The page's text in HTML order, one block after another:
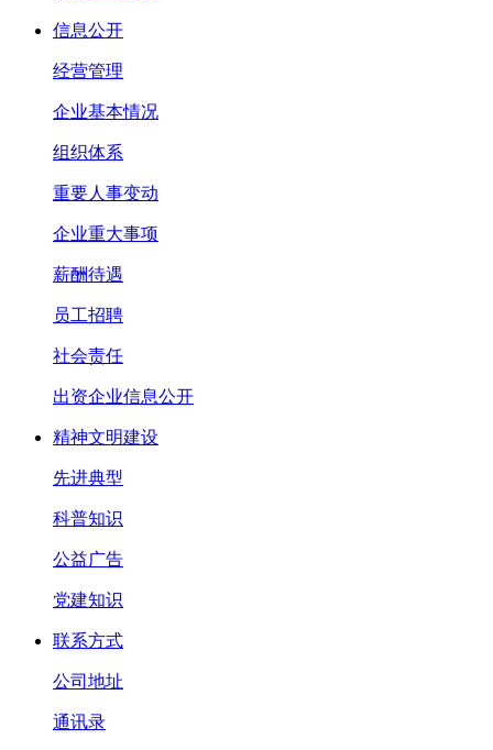
信息公开
经营管理
企业基本情况
组织体系
重要人事变动
企业重大事项
薪酬待遇
员工招聘
社会责任
出资企业信息公开
精神文明建设
先进典型
科普知识
公益广告
党建知识
联系方式
公司地址
通讯录